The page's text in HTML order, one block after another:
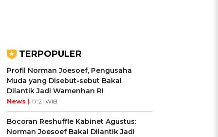
TERPOPULER
Profil Norman Joesoef, Pengusaha
Muda yang Disebut-sebut Bakal
Dilantik Jadi Wamenhan RI
News | 17:21 WIB
Bocoran Reshuffle Kabinet Agustus:
Norman Joesoef Bakal Dilantik Jadi